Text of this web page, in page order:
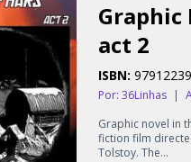
Graphic
act 2
ISBN:
Por: 36Linhas |
Graphic novel in
fiction film
Tolstoy. The...